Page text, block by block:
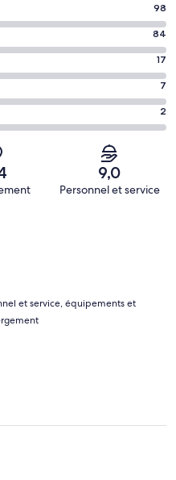
98
84
17
7
2
9,0
Personnel et service
et service, équipements et